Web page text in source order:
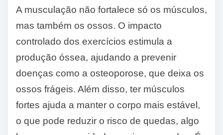
A musculação não fortalece só os músculos,
mas também os ossos. O impacto
controlado dos exercícios estimula a
produção óssea, ajudando a prevenir
doenças como a osteoporose, que deixa os
ossos frágeis. Além disso, ter músculos
fortes ajuda a manter o corpo mais estável,
o que pode reduzir o risco de quedas, algo